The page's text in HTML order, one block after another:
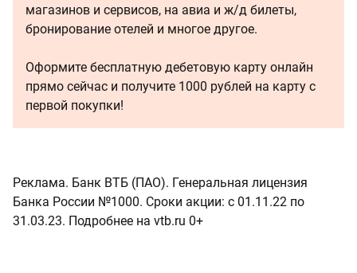
магазинов и сервисов, на авиа и ж/д билеты,
бронирование отелей и многое другое.
Оформите бесплатную дебетовую карту онлайн
прямо сейчас и получите 1000 рублей на карту с
первой покупки!
Реклама. Банк ВТБ (ПАО). Генеральная лицензия
Банка России №1000. Сроки акции: с 01.11.22 по
31.03.23. Подробнее на vtb.ru 0+